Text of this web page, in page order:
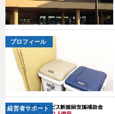
プロフィール
経営者サポート